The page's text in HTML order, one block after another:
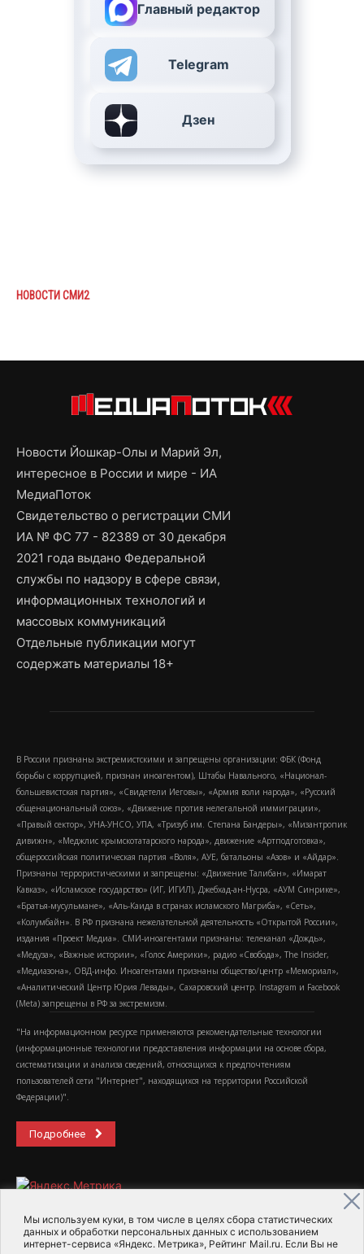
Мы используем куки, в том числе в целях сбора статистических
данных и обработки персональных данных с использованием
интернет-сервиса «Яндекс. Метрика», Рейтинг Mail.ru. Если Вы не
Главный редактор
Telegram
Дзен
НОВОСТИ СМИ2
Новости Йошкар-Олы и Марий Эл,
интересное в России и мире - ИА
МедиаПоток
Свидетельство о регистрации СМИ
ИА № ФС 77 - 82389 от 30 декабря
2021 года выдано Федеральной
службы по надзору в сфере связи,
информационных технологий и
массовых коммуникаций
Отдельные публикации могут
содержать материалы 18+
В России признаны экстремистскими и запрещены организации: ФБК (Фонд
борьбы с коррупцией, признан иноагентом), Штабы Навального, «Национал-
большевистская партия», «Свидетели Иеговы», «Армия воли народа», «Русский
общенациональный союз», «Движение против нелегальной иммиграции»,
«Правый сектор», УНА-УНСО, УПА, «Тризуб им. Степана Бандеры», «Мизантропик
дивижн», «Меджлис крымскотатарского народа», движение «Артподготовка»,
общероссийская политическая партия «Воля», АУЕ, батальоны «Азов» и «Айдар».
Признаны террористическими и запрещены: «Движение Талибан», «Имарат
Кавказ», «Исламское государство» (ИГ, ИГИЛ), Джебхад-ан-Нусра, «АУМ Синрике»,
«Братья-мусульмане», «Аль-Каида в странах исламского Магриба», «Сеть»,
«Колумбайн». В РФ признана нежелательной деятельность «Открытой России»,
издания «Проект Медиа». СМИ-иноагентами признаны: телеканал «Дождь»,
«Медуза», «Важные истории», «Голос Америки», радио «Свобода», The Insider,
«Медиазона», ОВД-инфо. Иноагентами признаны общество/центр «Мемориал»,
«Аналитический Центр Юрия Левады», Сахаровский центр. Instagram и Facebook
(Metа) запрещены в РФ за экстремизм.
"На информационном ресурсе применяются рекомендательные технологии
(информационные технологии предоставления информации на основе сбора,
систематизации и анализа сведений, относящихся к предпочтениям
пользователей сети "Интернет", находящихся на территории Российской
Федерации)".
Подробнее